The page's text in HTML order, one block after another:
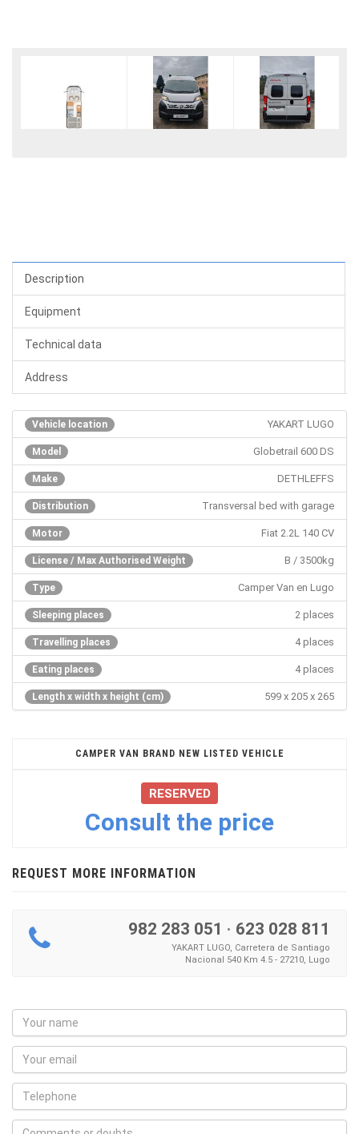
Description
Equipment
Technical data
Address
Vehicle location YAKART LUGO
Model Globetrail 600 DS
Make DETHLEFFS
Distribution Transversal bed with garage
Motor Fiat 2.2L 140 CV
License / Max Authorised Weight B / 3500kg
Type Camper Van en Lugo
Sleeping places 2 places
Travelling places 4 places
Eating places 4 places
Length x width x height (cm) 599 x 205 x 265
CAMPER VAN BRAND NEW LISTED VEHICLE
RESERVED
Consult the price
REQUEST MORE INFORMATION
982 283 051 · 623 028 811
YAKART LUGO, Carretera de Santiago
Nacional 540 Km 4.5 - 27210, Lugo